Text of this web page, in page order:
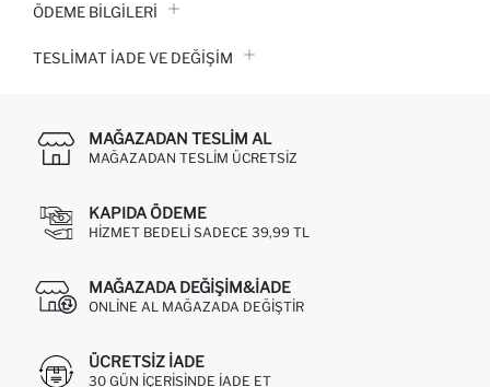
ÖDEME BİLGİLERİ
TESLIMAT İADE VE DEĞIŞIM
MAĞAZADAN TESLIM AL
MAĞAZADAN TESLIM ÜCRETSIZ
KAPIDA ÖDEME
HIZMET BEDELI SADECE 39,99 TL
MAĞAZADA DEĞIŞIM&İADE
ONLINE AL MAĞAZADA DEĞIŞTIR
ÜCRETSIZ IADE
30 GÜN IÇERISINDE IADE ET